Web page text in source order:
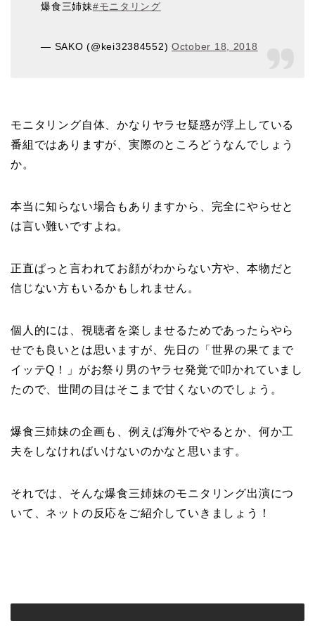
爆食三姉妹#モニタリング
— SAKO (@kei32384552)October 18, 2018
モニタリング自体、かなりヤラセ疑惑が浮上している
番組ではありますが、実際のところどうなんでしょう
か。
本当に知らない場合もありますから、完全にやらせと
は言い難いですよね。
正直ぱっと言われてお顔がわからない方や、本物だと
信じない方もいるかもしれません。
個人的には、視聴者を楽しませるためであったらやら
せでも良いとは思いますが、先日の「世界の果てまで
イッテQ！」がお祭り男のヤラセ発覚で叩かれていまし
たので、世間の目はそこまで甘くないのでしょう。
爆食三姉妹の企画も、例えば海外でやるとか、何か工
夫をしなければいけないのかなと思います。
それでは、そんな爆食三姉妹のモニタリング出演につ
いて、ネットの反応をご紹介していきましょう！